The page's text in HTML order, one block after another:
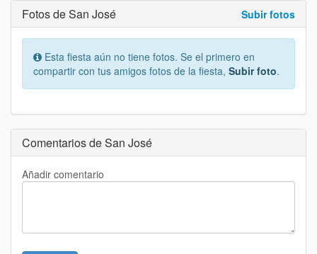
Subir fotos
Fotos de San José
Esta fiesta aún no tiene fotos. Se el primero en
compartir con tus amigos fotos de la fiesta, Subir foto.
Comentarios de San José
Añadir comentario